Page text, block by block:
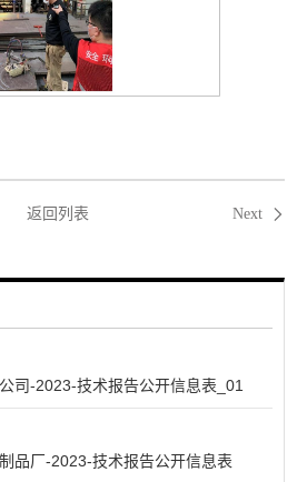
返回列表 Next
司-2023-技术报告公开信息表_01
品厂-2023-技术报告公开信息表